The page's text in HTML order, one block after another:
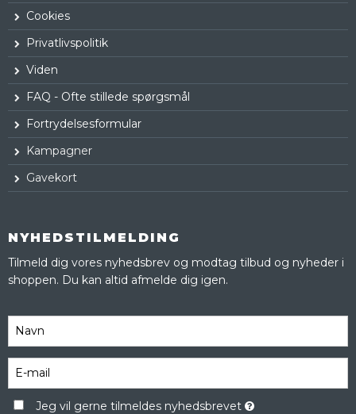
Cookies
Privatlivspolitik
Viden
FAQ - Ofte stillede spørgsmål
Fortrydelsesformular
Kampagner
Gavekort
NYHEDSTILMELDING
Tilmeld dig vores nyhedsbrev og modtag tilbud og nyheder i
shoppen. Du kan altid afmelde dig igen.
Jeg vil gerne tilmeldes nyhedsbrevet